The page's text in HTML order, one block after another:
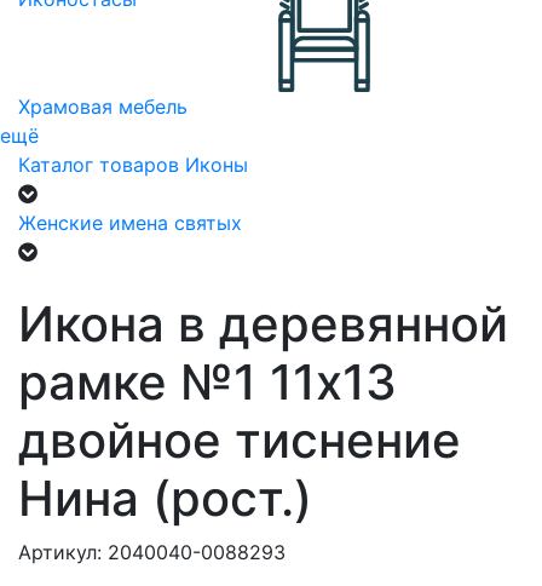
Храмовая мебель
ещё
Каталог товаров Иконы
Женские имена святых
Икона в деревянной
рамке №1 11х13
двойное тиснение
Нина (рост.)
Артикул: 2040040-0088293